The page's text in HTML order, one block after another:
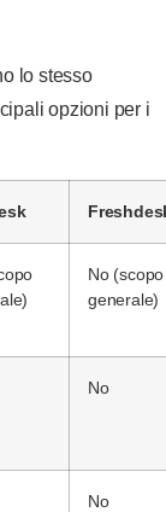
lo stesso
opzioni per i
No (scopo
generale)
No
No